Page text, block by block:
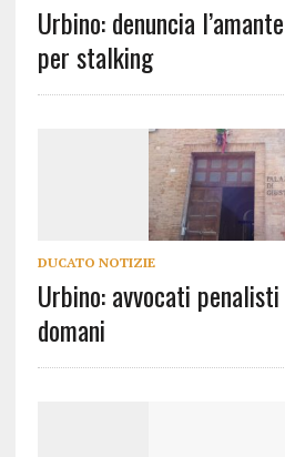
Urbino: denuncia
per stalking
DUCATO NOTIZIE
Urbino: avvocati
domani